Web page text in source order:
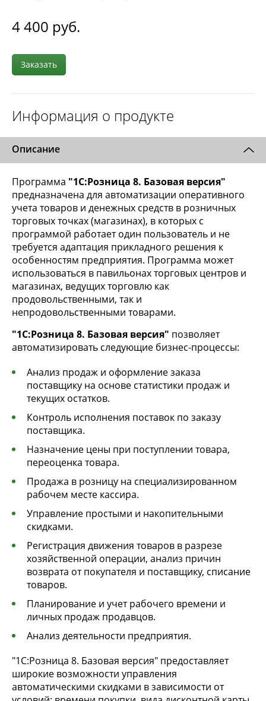
4 400 руб.
Заказать
Информация о продукте
Описание
Программа "1С:Розница 8. Базовая версия"
предназначена для автоматизации оперативного
учета товаров и денежных средств в розничных
торговых точках (магазинах), в которых с
программой работает один пользователь и не
требуется адаптация прикладного решения к
особенностям предприятия. Программа может
использоваться в павильонах торговых центров и
магазинах, ведущих торговлю как
продовольственными, так и
непродовольственными товарами.
"1С:Розница 8. Базовая версия" позволяет
автоматизировать следующие бизнес-процессы:
Анализ продаж и оформление заказа
поставщику на основе статистики продаж и
текущих остатков.
Контроль исполнения поставок по заказу
поставщика.
Назначение цены при поступлении товара,
переоценка товара.
Продажа в розницу на специализированном
рабочем месте кассира.
Управление простыми и накопительными
скидками.
Регистрация движения товаров в разрезе
хозяйственной операции, анализ причин
возврата от покупателя и поставщику, списание
товаров.
Планирование и учет рабочего времени и
личных продаж продавцов.
Анализ деятельности предприятия.
"1С:Розница 8. Базовая версия" предоставляет
широкие возможности управления
автоматическими скидками в зависимости от